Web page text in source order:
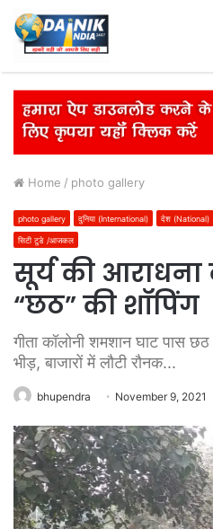
Home / photo gallery
photo gallery दुनिया (International) देश (National)
सिटी टुडे /आजकल
सूर्य की आराधना
“छठ” की शॉपिंग
गीता कॉलोनी शमशान घाट पास
भीड़, बाजारों में लौटी रौनक...
bhupendra November 9, 2021